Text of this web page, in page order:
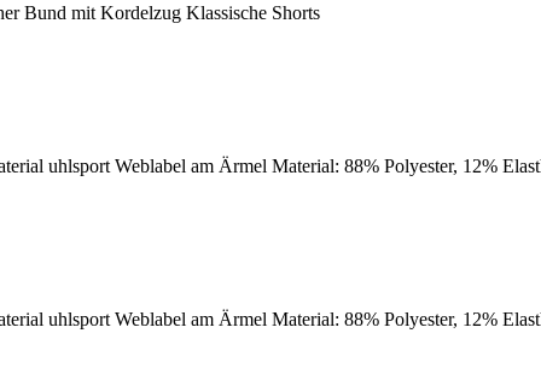
Bund mit Kordelzug Klassische Shorts
uhlsport Weblabel am Ärmel Material: 88% Polyester, 12%
uhlsport Weblabel am Ärmel Material: 88% Polyester, 12%